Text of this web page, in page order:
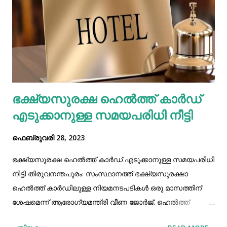
:21:99 യു.എ.ഇ ദിർഹം :22:47 ഖത്തർ റിയാൽ :22.67 ഒമാൻ
റിയാൽ:214:35 ബഹ്‌റൈൻ ദിനാർ:218:91 കുവൈറ്റ് ദിനാർ:
268:78 മലേഷ്യൻ റിങ്കറ്റ് : 18:40 യൂറോ :87:40 ചൈന യുവാൻ
ഭക്ഷ്യസുരക്ഷ ഹെല്‍ത്ത് കാര്‍ഡ്
എടുക്കാനുള്ള സമയപരിധി നീട്ടി
ഫെബ്രുവരി 28, 2023
ഭക്ഷ്യസുരക്ഷ ഹെല്‍ത്ത് കാര്‍ഡ് എടുക്കാനുള്ള സമയപരിധി
നീട്ടി തിരുവനന്തപുരം: സംസ്ഥാനത്ത് ഭക്ഷ്യസുരക്ഷാ
ഹെൽത്ത് കാർഡിലുള്ള നിയമനടപടികൾ ഒരു മാസത്തിന്
ശേഷമെന്ന് ആരോഗ്യമന്ത്രി വീണ ജോർജ്. ഹെൽത്ത്